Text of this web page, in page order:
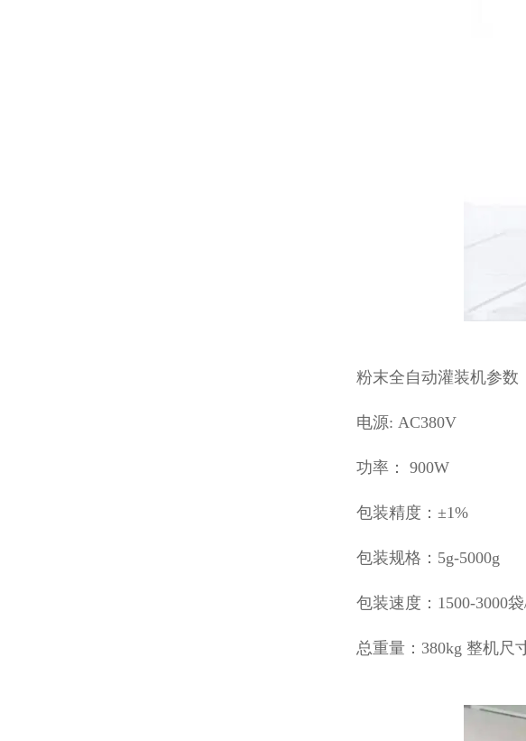
粉末全自动灌装机参数
电源: AC380V
功率： 900W
包装精度：±1%
包装规格：5g-5000g
包装速度：1500-3000
总重量：380kg 整机尺